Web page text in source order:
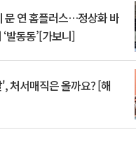
문 연 홈플러스…정상화 바
발동동’[가보니]
처서매직은 올까요? [해